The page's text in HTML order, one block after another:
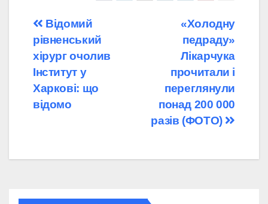
Навігація
записів
«Холодну
педраду»
Лікарчука
прочитали і
переглянули
понад 200 000
разів (ФОТО)
Відомий
рівненський
хірург очолив
Інститут у
Харкові: що
відомо